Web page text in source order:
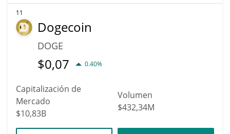
11
Dogecoin
DOGE
$0,07 0.40%
Capitalización de
Mercado
$10,83B
Volumen
$432,34M